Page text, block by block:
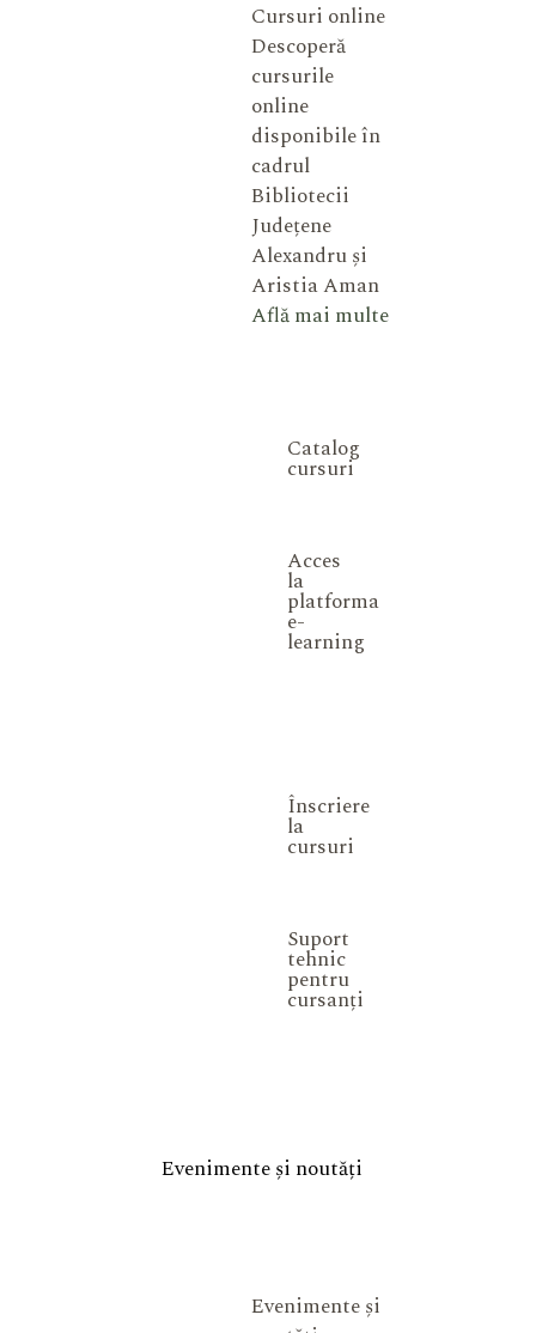
Cursuri online
Descoperă
cursurile
online
disponibile în
cadrul
Bibliotecii
Județene
Alexandru și
Aristia Aman
Află mai multe
Catalog
cursuri
Acces
la
platforma
e-
learning
Înscriere
la
cursuri
Suport
tehnic
pentru
cursanți
Evenimente și noutăți
Evenimente și